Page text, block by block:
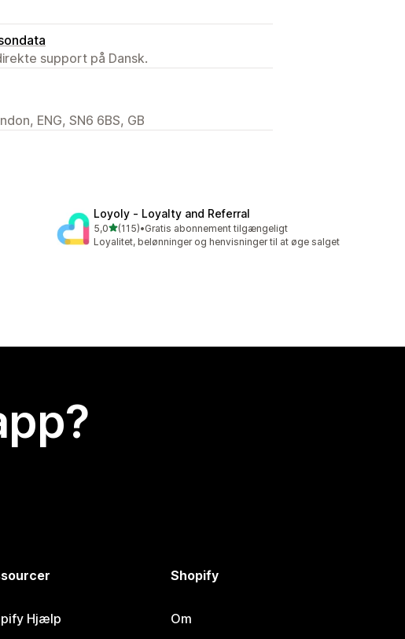
support på Dansk.
ENG, SN6 6BS, GB
Loyoly ‑ Loyalty and Referral
5,0ud af 5 stjerner
(115)
115 anmeldelser i alt
•Gratis abonnement tilgængeligt
Loyalitet, belønninger og henvisninger til at øge salget
Hjælp
Shopify
Om